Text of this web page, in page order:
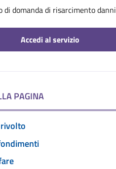
di domanda di risarcimento danni
Accedi al servizio
PAGINA